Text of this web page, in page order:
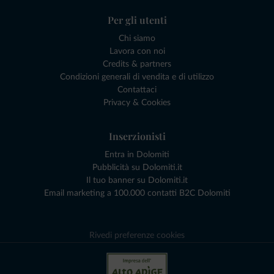
Per gli utenti
Chi siamo
Lavora con noi
Credits & partners
Condizioni generali di vendita e di utilizzo
Contattaci
Privacy & Cookies
Inserzionisti
Entra in Dolomiti
Pubblicità su Dolomiti.it
Il tuo banner su Dolomiti.it
Email marketing a 100.000 contatti B2C Dolomiti
Rivedi preferenze cookies